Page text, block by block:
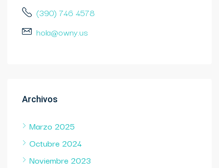
(390) 746 4578
hola@owny.us
Archivos
Marzo 2025
Octubre 2024
Noviembre 2023